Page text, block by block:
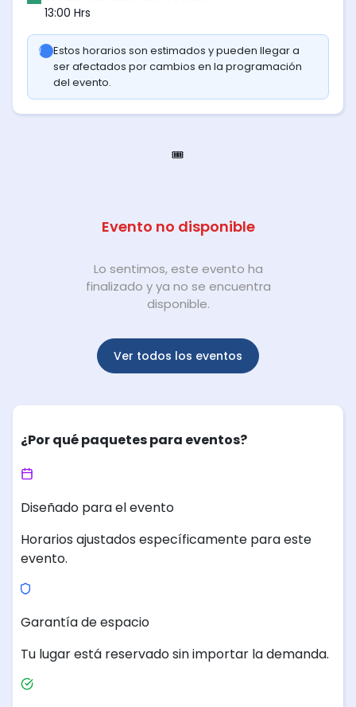
13:00 Hrs
Estos horarios son estimados y pueden llegar a
ser afectados por cambios en la programación
del evento.
🎟️
Evento no disponible
Lo sentimos, este evento ha
finalizado y ya no se encuentra
disponible.
Ver todos los eventos
¿Por qué paquetes para eventos?
Diseñado para el evento
Horarios ajustados específicamente para este
evento.
Garantía de espacio
Tu lugar está reservado sin importar la demanda.